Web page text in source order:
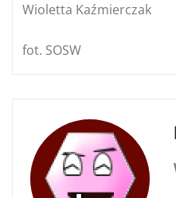
Wioletta Kaźmierczak
fot. SOSW